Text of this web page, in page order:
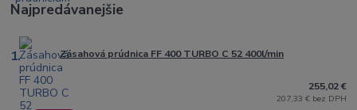
Najpredávanejšie
1. Zásahová prúdnica FF 400 TURBO C 52 400l/min
255,02 €
207,33 € bez DPH